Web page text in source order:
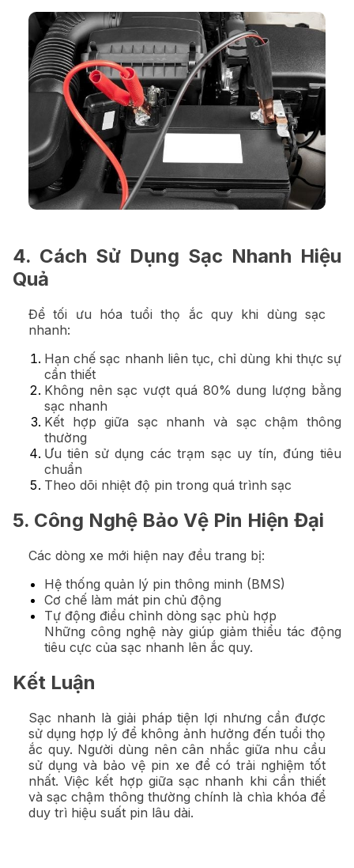
4. Cách Sử Dụng Sạc Nhanh Hiệu
Quả
Để tối ưu hóa tuổi thọ ắc quy khi dùng sạc
nhanh:
Hạn chế sạc nhanh liên tục, chỉ dùng khi thực sự
cần thiết
Không nên sạc vượt quá 80% dung lượng bằng
sạc nhanh
Kết hợp giữa sạc nhanh và sạc chậm thông
thường
Ưu tiên sử dụng các trạm sạc uy tín, đúng tiêu
chuẩn
Theo dõi nhiệt độ pin trong quá trình sạc
5. Công Nghệ Bảo Vệ Pin Hiện Đại
Các dòng xe mới hiện nay đều trang bị:
Hệ thống quản lý pin thông minh (BMS)
Cơ chế làm mát pin chủ động
Tự động điều chỉnh dòng sạc phù hợp
Những công nghệ này giúp giảm thiểu tác động
tiêu cực của sạc nhanh lên ắc quy.
Kết Luận
Sạc nhanh là giải pháp tiện lợi nhưng cần được
sử dụng hợp lý để không ảnh hưởng đến tuổi thọ
ắc quy. Người dùng nên cân nhắc giữa nhu cầu
sử dụng và bảo vệ pin xe để có trải nghiệm tốt
nhất. Việc kết hợp giữa sạc nhanh khi cần thiết
và sạc chậm thông thường chính là chìa khóa để
duy trì hiệu suất pin lâu dài.